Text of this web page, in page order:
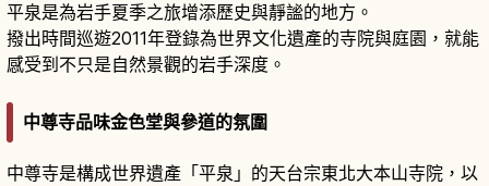
平泉是為岩手夏季之旅增添歷史與靜謐的地方。
撥出時間巡遊2011年登錄為世界文化遺產的寺院與庭園，就能
感受到不只是自然景觀的岩手深度。
中尊寺品味金色堂與參道的氛圍
中尊寺是構成世界遺產「平泉」的天台宗東北大本山寺院，以